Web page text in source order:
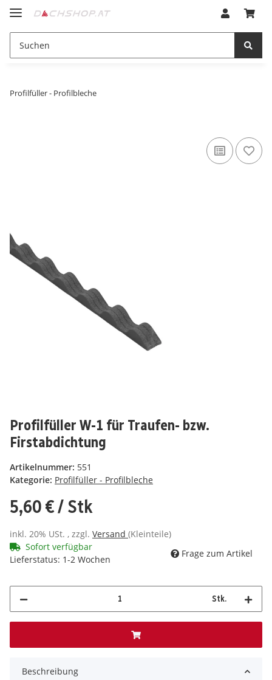
Profilfüller - Profilbleche
Profilfüller W-1 für Traufen- bzw.
Firstabdichtung
Artikelnummer: 551
Kategorie: Profilfüller - Profilbleche
5,60 €/ Stk
inkl. 20% USt. , zzgl. Versand (Kleinteile)
Sofort verfügbar
Lieferstatus: 1-2 Wochen
Frage zum Artikel
Stk.
Beschreibung